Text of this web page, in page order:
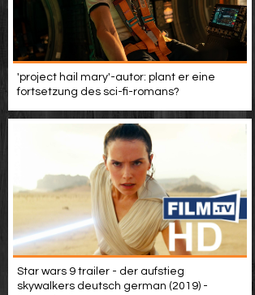
'project hail mary'-autor: plant er eine
fortsetzung des sci-fi-romans?
Star wars 9 trailer - der aufstieg
skywalkers deutsch german (2019) -